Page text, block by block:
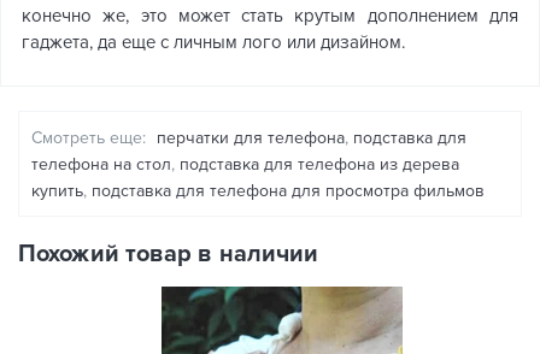
конечно же, это может стать крутым дополнением для
гаджета, да еще с личным лого или дизайном.
Смотреть еще: перчатки для телефона, подставка для
телефона на стол, подставка для телефона из дерева
купить, подставка для телефона для просмотра фильмов
Похожий товар в наличии